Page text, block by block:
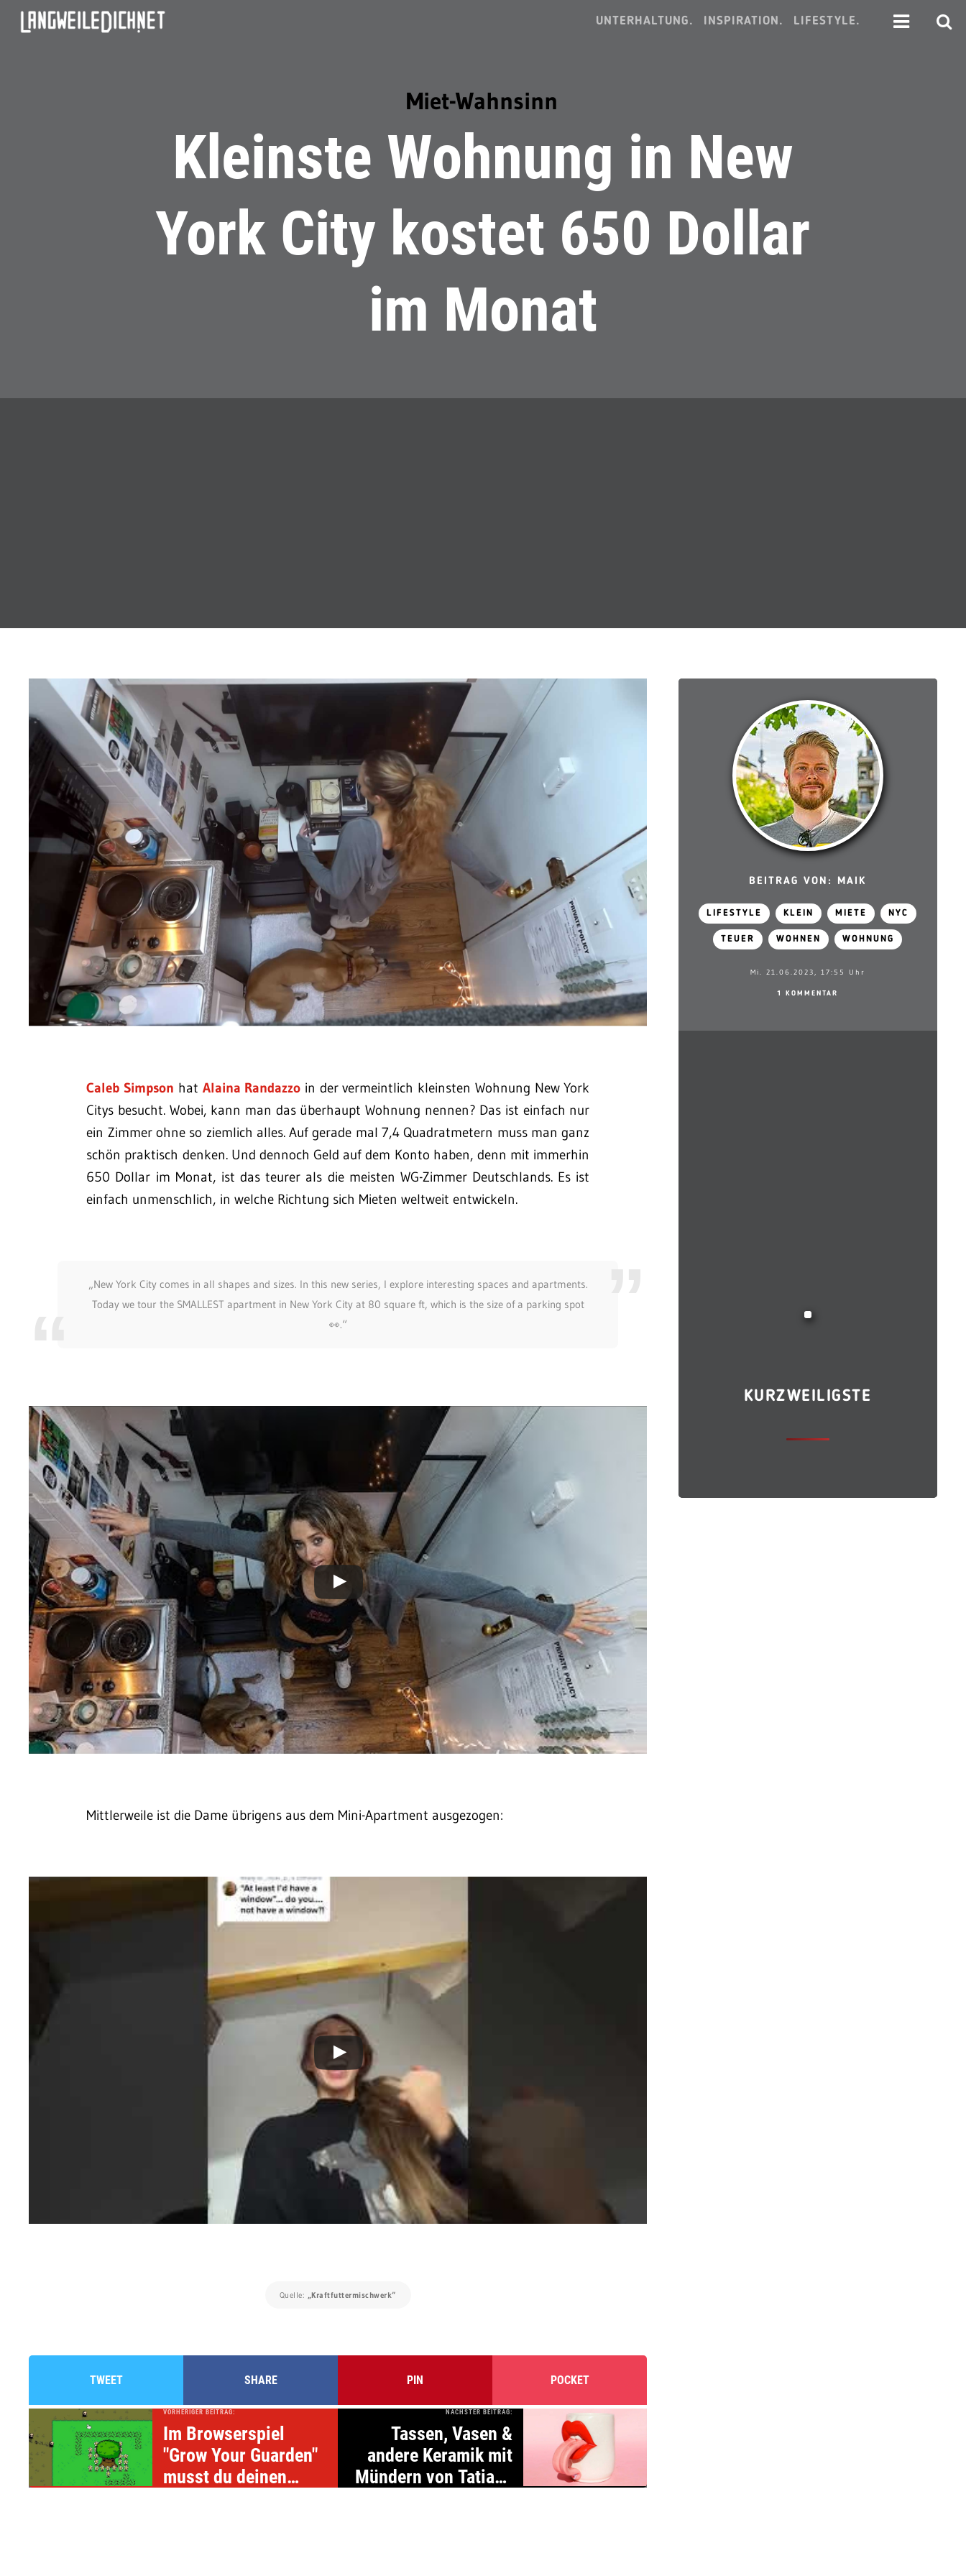
UNTERHALTUNG. INSPIRATION. LIFESTYLE.
Miet-Wahnsinn
Kleinste Wohnung in New
York City kostet 650 Dollar
im Monat
Caleb Simpson hat Alaina Randazzo in der vermeintlich kleinsten Wohnung New York
Citys besucht. Wobei, kann man das überhaupt Wohnung nennen? Das ist einfach nur
ein Zimmer ohne so ziemlich alles. Auf gerade mal 7,4 Quadratmetern muss man ganz
schön praktisch denken. Und dennoch Geld auf dem Konto haben, denn mit immerhin
650 Dollar im Monat, ist das teurer als die meisten WG-Zimmer Deutschlands. Es ist
einfach unmenschlich, in welche Richtung sich Mieten weltweit entwickeln.
„New York City comes in all shapes and sizes. In this new series, I explore interesting spaces and apartments.
Today we tour the SMALLEST apartment in New York City at 80 square ft, which is the size of a parking spot
👀.“
Mittlerweile ist die Dame übrigens aus dem Mini-Apartment ausgezogen:
Quelle: „Kraftfuttermischwerk“
TWEET SHARE PIN POCKET
VORHERIGER BEITRAG:
Im Browserspiel
"Grow Your Guarden"
musst du deinen
NÄCHSTER BEITRAG:
Tassen, Vasen &
andere Keramik mit
Mündern von Tatiana
BEITRAG VON: MAIK
LIFESTYLE KLEIN MIETE NYC
TEUER WOHNEN WOHNUNG
Mi. 21.06.2023, 17:55 Uhr
1 KOMMENTAR
KURZWEILIGSTE